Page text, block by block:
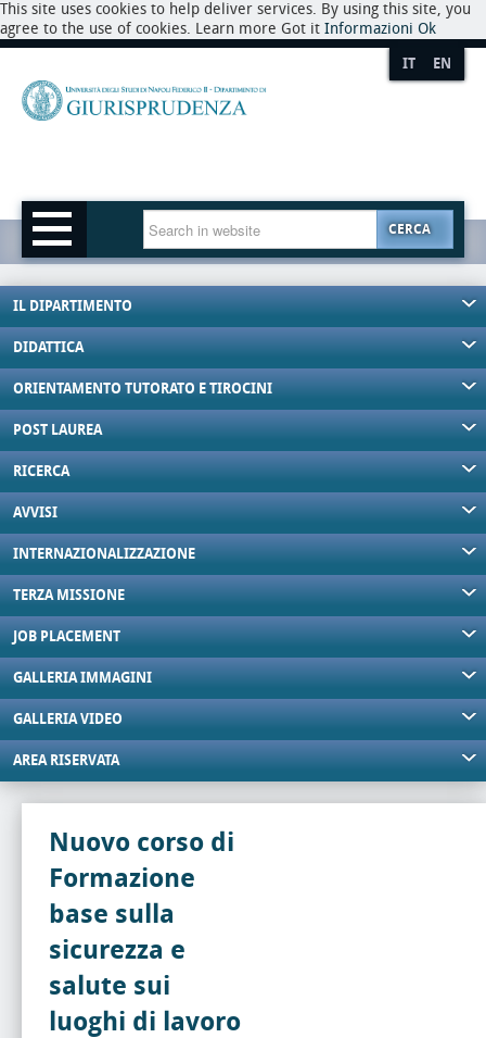
This site uses cookies to help deliver services. By using this site, you
agree to the use of cookies. Learn more Got it Informazioni Ok
IT EN
CERCA
IL DIPARTIMENTO
DIDATTICA
ORIENTAMENTO TUTORATO E TIROCINI
POST LAUREA
RICERCA
AVVISI
INTERNAZIONALIZZAZIONE
TERZA MISSIONE
JOB PLACEMENT
GALLERIA IMMAGINI
GALLERIA VIDEO
AREA RISERVATA
Nuovo corso di
Formazione
base sulla
sicurezza e
salute sui
luoghi di lavoro